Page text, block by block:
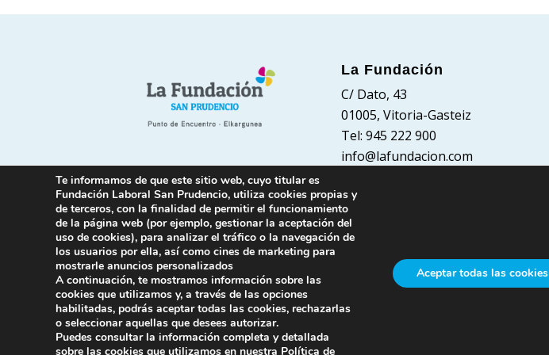
La Fundación
C/ Dato, 43
01005, Vitoria-Gasteiz
Tel: 945 222 900
info@lafundacion.com
Te informamos de que este sitio web, cuyo titular es
Fundación Laboral San Prudencio, utiliza cookies propias y
de terceros, con la finalidad de permitir el funcionamiento
de la página web (por ejemplo, gestionar la aceptación del
uso de cookies), para analizar el tráfico o la navegación de
los usuarios por ella, así como cines de marketing para
mostrarle anuncios personalizados
A continuación, te mostramos información sobre las
cookies que utilizamos y, a través de las opciones
habilitadas, podrás aceptar todas las cookies, rechazarlas
o seleccionar aquellas que desees autorizar.
Puedes consultar la información completa y detallada
sobre las cookies que utilizamos en nuestra Política de
Aceptar todas las cookies